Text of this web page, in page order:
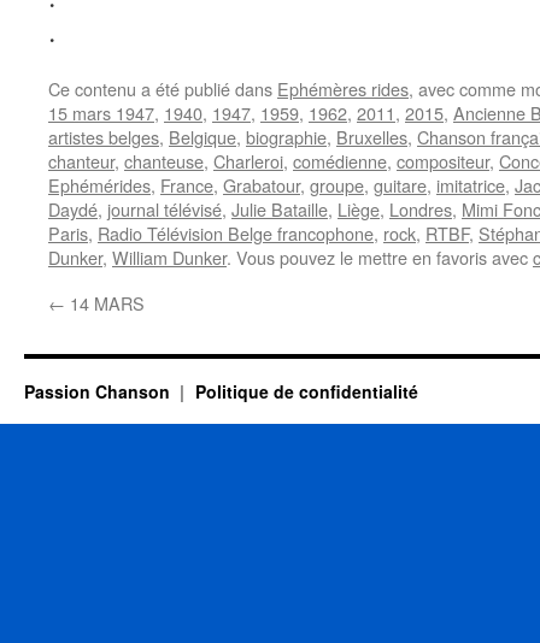
.
Ce contenu a été publié dans Ephémères rides, avec comme
15 mars 1947, 1940, 1947, 1959, 1962, 2011, 2015, Ancienne
artistes belges, Belgique, biographie, Bruxelles, Chanson
chanteur, chanteuse, Charleroi, comédienne, compositeur,
Ephémérides, France, Grabatour, groupe, guitare, imitatrice,
Daydé, journal télévisé, Julie Bataille, Liège, Londres, Mimi
Paris, Radio Télévision Belge francophone, rock, RTBF,
Dunker, William Dunker. Vous pouvez le mettre en favoris avec
← 14 MARS
Passion Chanson Politique de confidentialité